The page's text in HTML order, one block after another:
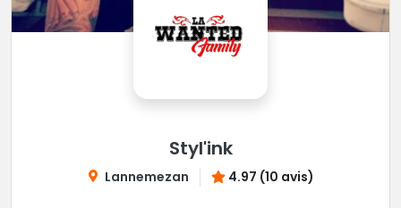
Styl'ink
Lannemezan 4.97 (10 avis)